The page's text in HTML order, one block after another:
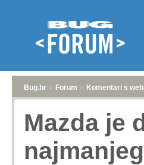
Bug.hr » Forum » Komentari s
Mazda je
najmanjeg